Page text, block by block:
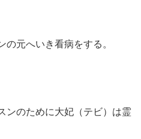
の元へいき看病をする。
ンのために大妃（テビ）は霊